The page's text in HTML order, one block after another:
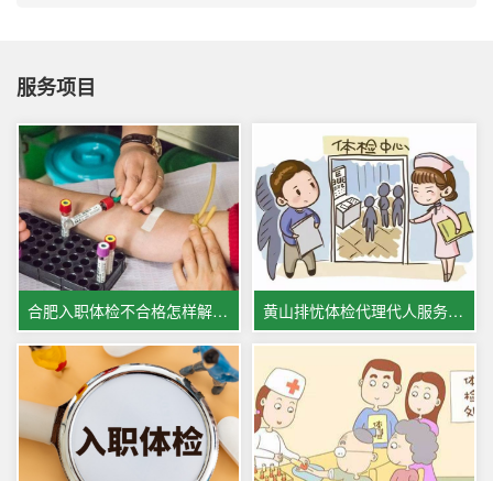
服务项目
合肥入职体检不合格怎样解决?合肥一些医院体检服务办理攻略 黄山排忧体检代理代人服务中心